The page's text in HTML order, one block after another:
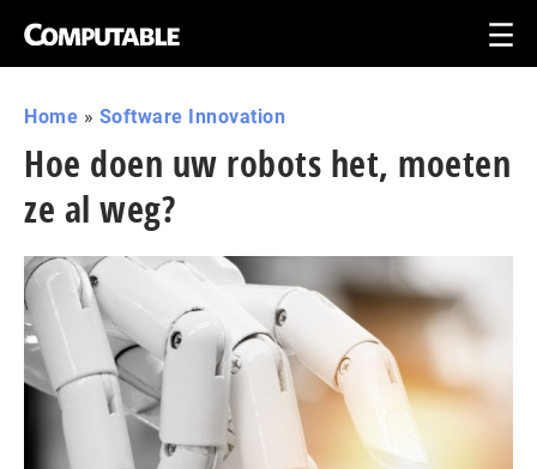
Home » Software Innovation
Hoe doen uw robots het, moeten
ze al weg?